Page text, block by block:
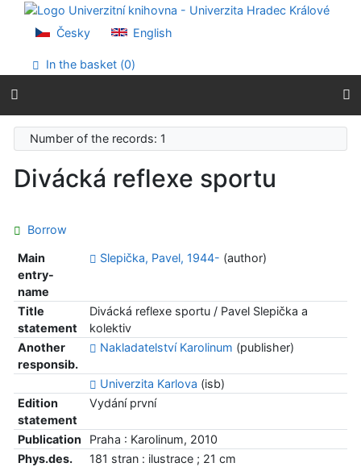
Go to content
Go to menu
Accessibility declaration
Česky English
In the basket (0)
Number of the records: 1
Divácká reflexe sportu
Borrow
Main
entry-
name
Slepička, Pavel, 1944- (author)
Title
statement
Divácká reflexe sportu / Pavel Slepička a
kolektiv
Another
responsib.
Nakladatelství Karolinum (publisher)
Univerzita Karlova (isb)
Edition
statement
Vydání první
Publication
Praha : Karolinum, 2010
Phys.des.
181 stran : ilustrace ; 21 cm